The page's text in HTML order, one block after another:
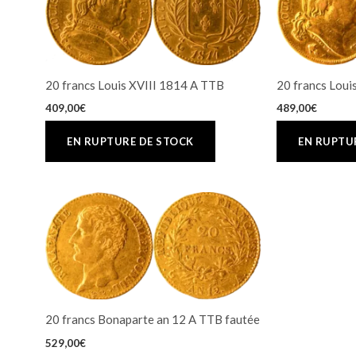
20 francs Louis XVIII 1814 A TTB
409,00€
20 francs
489,00€
20 francs Bonaparte an 12 A TTB fautée
529,00€